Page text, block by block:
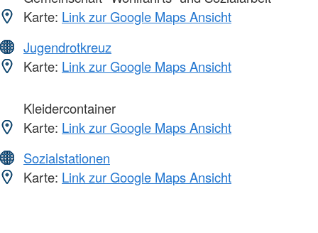
Karte: Link zur Google Maps Ansicht
Jugendrotkreuz
Karte: Link zur Google Maps Ansicht
Kleidercontainer
Karte: Link zur Google Maps Ansicht
Sozialstationen
Karte: Link zur Google Maps Ansicht